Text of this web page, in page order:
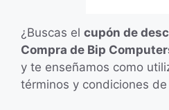
¿Buscas el cupón de
Compra de Bip
y te enseñamos como
términos y condiciones